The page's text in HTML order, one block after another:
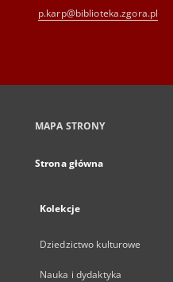
p.karp@biblioteka.zgora.pl
MAPA STRONY
Strona główna
Kolekcje
Dziedzictwo kulturowe
Nauka i dydaktyka